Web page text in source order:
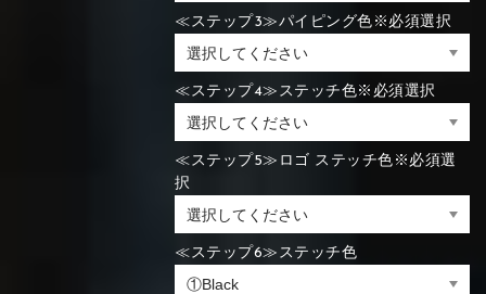
≪ステップ3≫パイピング色※必須選択
≪ステップ4≫ステッチ色※必須選択
≪ステップ5≫ロゴ ステッチ色※必須選
択
≪ステップ6≫ステッチ色